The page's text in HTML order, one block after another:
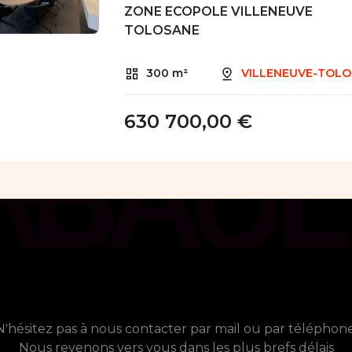
ZONE ECOPOLE VILLENEUVE
TOLOSANE
300 m² VILLENEUVE-
630 700,00 €
pas à nous contacter par mail ou par
Nous revenons vers vous dans les plus brefs délais